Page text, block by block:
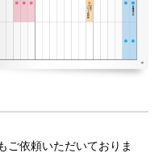
ご依頼いただいておりま